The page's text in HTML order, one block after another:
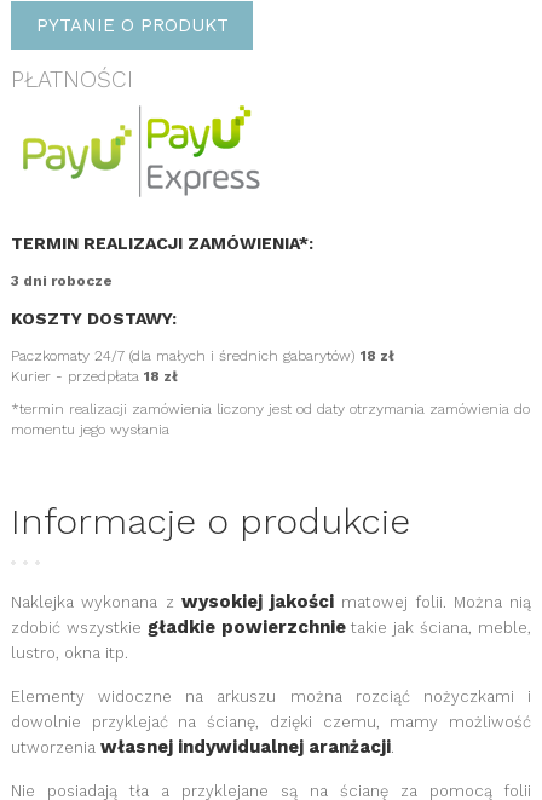
PYTANIE O PRODUKT
PŁATNOŚCI
TERMIN REALIZACJI ZAMÓWIENIA*:
3 dni robocze
KOSZTY DOSTAWY:
Paczkomaty 24/7 (dla małych i średnich gabarytów) 18 zł
Kurier - przedpłata 18 zł
*termin realizacji zamówienia liczony jest od daty otrzymania zamówienia do
momentu jego wysłania
Informacje o produkcie
Naklejka wykonana z wysokiej jakości matowej folii. Można nią
zdobić wszystkie gładkie powierzchnietakie jak ściana, meble,
lustro, okna itp.
Elementy widoczne na arkuszu można rozciąć nożyczkami i
dowolnie przyklejać na ścianę, dzięki czemu, mamy możliwość
utworzenia własnej indywidualnej aranżacji.
Nie posiadają tła a przyklejane są na ścianę za pomocą folii